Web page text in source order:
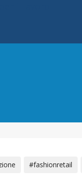
#fashionretail